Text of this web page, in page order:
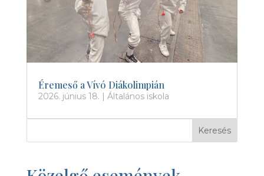
Éremeső a Vívó Diákolimpián
2026. június 18. Általános iskola
Keresés